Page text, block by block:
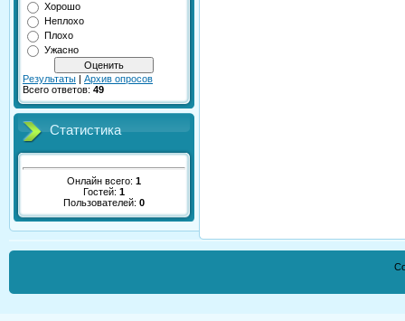
Хорошо
Неплохо
Плохо
Ужасно
Результаты | Архив опросов
Всего ответов: 49
Статистика
Онлайн всего: 1
Гостей: 1
Пользователей: 0